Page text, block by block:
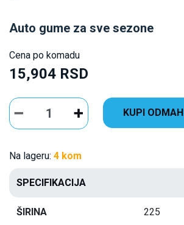
Auto gume za sve sezone
Cena po komadu
15,904 RSD
KUPI ODMAH
Na lageru: 4 kom
SPECIFIKACIJA
ŠIRINA 225